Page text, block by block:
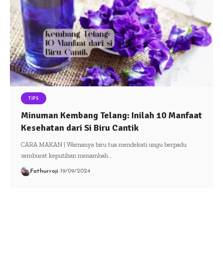
TIPS
Minuman Kembang Telang: Inilah 10 Manfaat
Kesehatan dari Si Biru Cantik
CARA MAKAN | Warnanya biru tua mendekati ungu berpadu
semburat keputihan menambah…
Fathurroji 19/09/2024